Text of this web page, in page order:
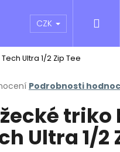
sporty Outlet
CZK
Ultra 1/2 Zip Tee
Podrobnosti
triko
Ultra 1/2